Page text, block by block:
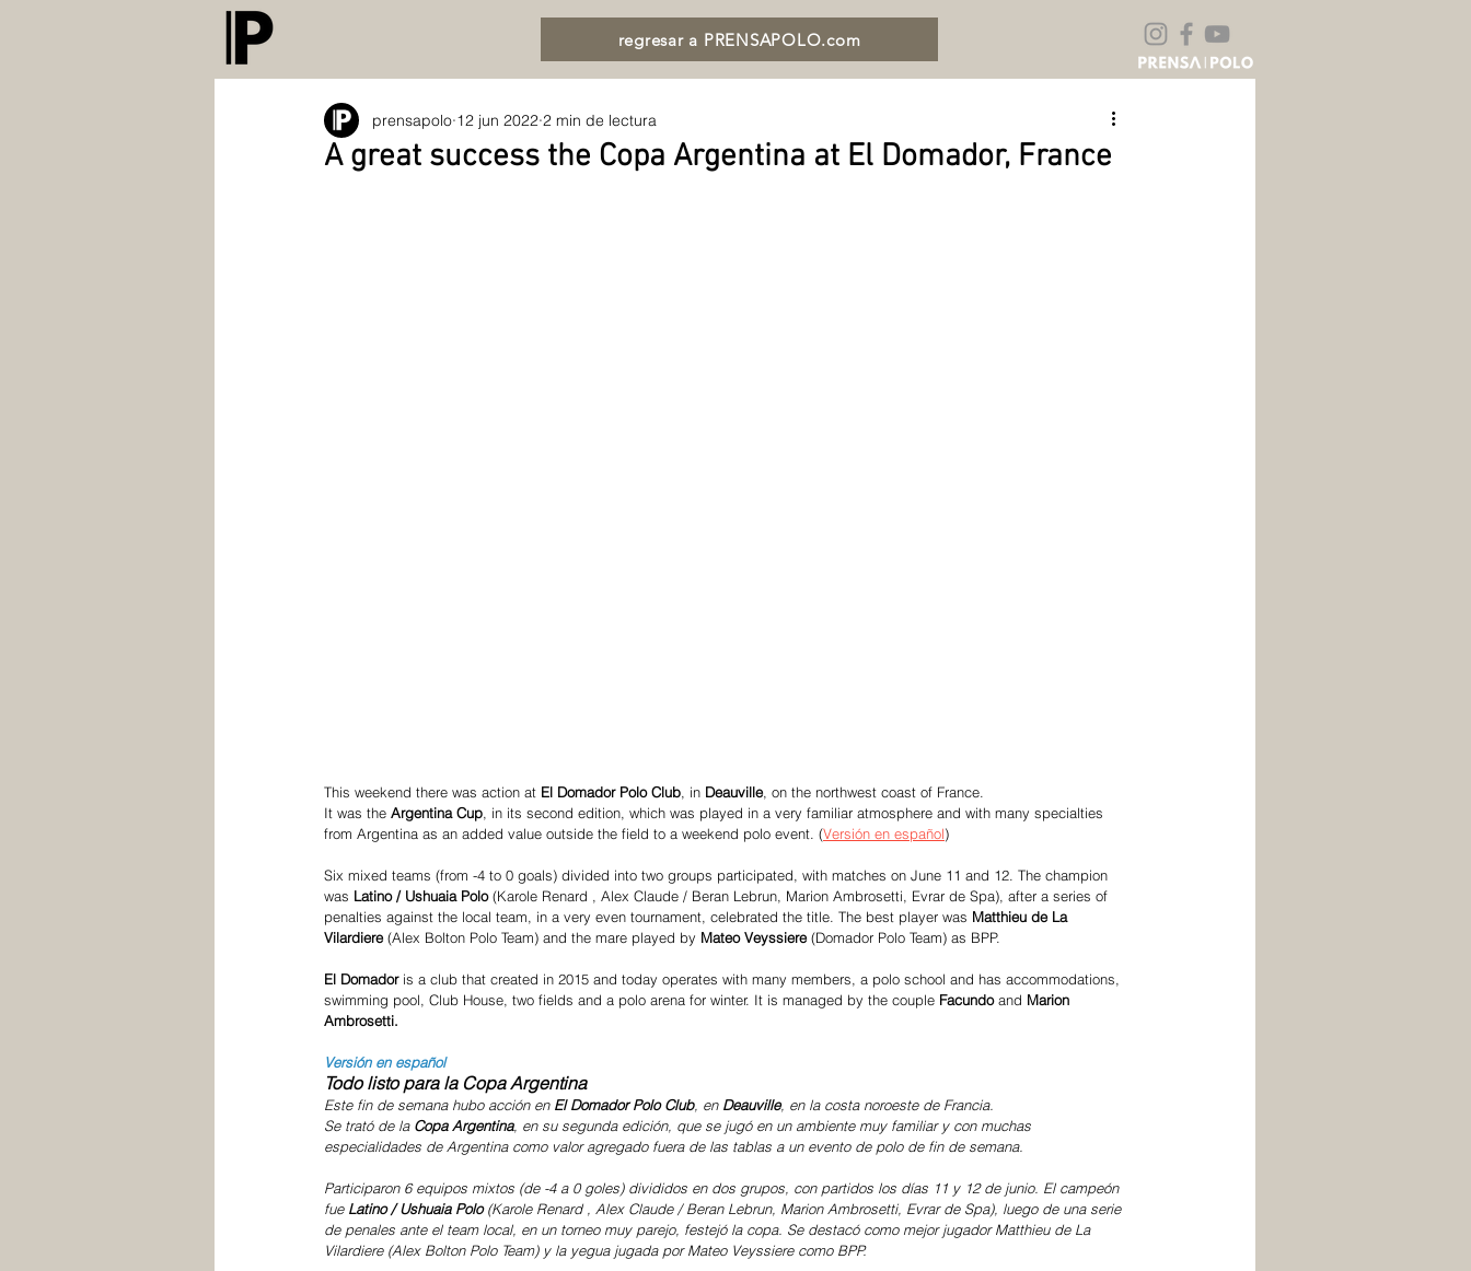
regresar a PRENSAPOLO.com
A great success the Copa Argentina at El Domador, France
prensapolo 12 jun 2022 2 min de lectura
This weekend there was action at El Domador Polo Club, in Deauville, on the northwest coast of France.
It was the Argentina Cup, in its second edition, which was played in a very familiar atmosphere and with many specialties
from Argentina as an added value outside the field to a weekend polo event. (Versión en español)
Six mixed teams (from -4 to 0 goals) divided into two groups participated, with matches on June 11 and 12. The champion
was Latino / Ushuaia Polo (Karole Renard , Alex Claude / Beran Lebrun, Marion Ambrosetti, Evrar de Spa), after a series of
penalties against the local team, in a very even tournament, celebrated the title. The best player was Matthieu de La
Vilardiere (Alex Bolton Polo Team) and the mare played by Mateo Veyssiere (Domador Polo Team) as BPP.
El Domador is a club that created in 2015 and today operates with many members, a polo school and has accommodations,
swimming pool, Club House, two fields and a polo arena for winter. It is managed by the couple Facundo and Marion
Ambrosetti.
Versión en español
Todo listo para la Copa Argentina
Este fin de semana hubo acción en El Domador Polo Club, en Deauville, en la costa noroeste de Francia.
Se trató de la Copa Argentina, en su segunda edición, que se jugó en un ambiente muy familiar y con muchas
especialidades de Argentina como valor agregado fuera de las tablas a un evento de polo de fin de semana.
Participaron 6 equipos mixtos (de -4 a 0 goles) divididos en dos grupos, con partidos los días 11 y 12 de junio. El campeón
fue Latino / Ushuaia Polo (Karole Renard , Alex Claude / Beran Lebrun, Marion Ambrosetti, Evrar de Spa), luego de una serie
de penales ante el team local, en un torneo muy parejo, festejó la copa. Se destacó como mejor jugador Matthieu de La
Vilardiere (Alex Bolton Polo Team) y la yegua jugada por Mateo Veyssiere como BPP.